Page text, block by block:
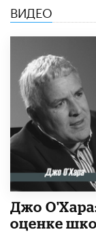
ВИДЕО
Джо О'Хара:
оценке